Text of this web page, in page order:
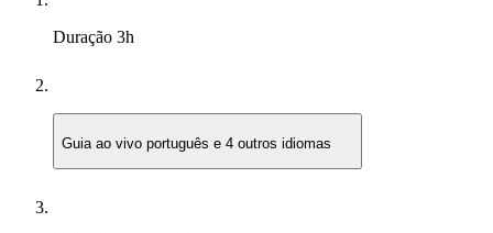
Duração 3h
Guia ao vivo português e 4 outros idiomas